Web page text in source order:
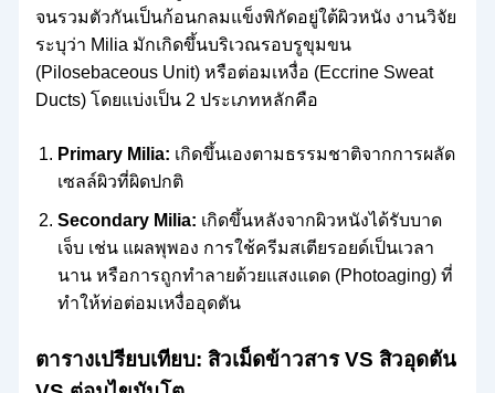
จนรวมตัวกันเป็นก้อนกลมแข็งพิกัดอยู่ใต้ผิวหนัง งานวิจัย
ระบุว่า Milia มักเกิดขึ้นบริเวณรอบรูขุมขน
(Pilosebaceous Unit) หรือต่อมเหงื่อ (Eccrine Sweat
Ducts) โดยแบ่งเป็น 2 ประเภทหลักคือ
Primary Milia: เกิดขึ้นเองตามธรรมชาติจากการผลัด
เซลล์ผิวที่ผิดปกติ
Secondary Milia: เกิดขึ้นหลังจากผิวหนังได้รับบาด
เจ็บ เช่น แผลพุพอง การใช้ครีมสเตียรอยด์เป็นเวลา
นาน หรือการถูกทำลายด้วยแสงแดด (Photoaging) ที่
ทำให้ท่อต่อมเหงื่ออุดตัน
ตารางเปรียบเทียบ: สิวเม็ดข้าวสาร VS สิวอุดตัน